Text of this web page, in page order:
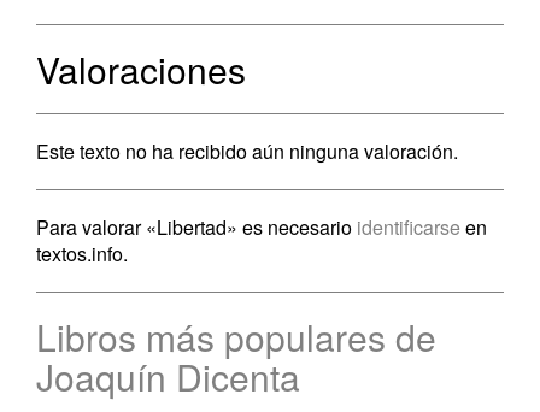
Valoraciones
Este texto no ha recibido aún ninguna valoración.
Para valorar «Libertad» es necesario identificarse en
textos.info.
Libros más populares de
Joaquín Dicenta